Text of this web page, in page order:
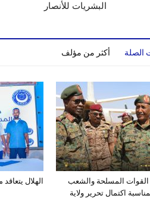
البشريات للأنصار
الصلة أكثر من مؤلف
الهلال
القوات المسلحة والشعب
اكتمال تحرير ولاية